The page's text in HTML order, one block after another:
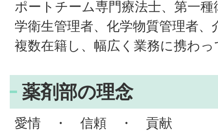
ポートチーム専門療法士、第一
学衛生管理者、化学物質管理者、
複数在籍し、幅広く業務に携
薬剤部の理念
愛情 ・ 信頼 ・ 貢献